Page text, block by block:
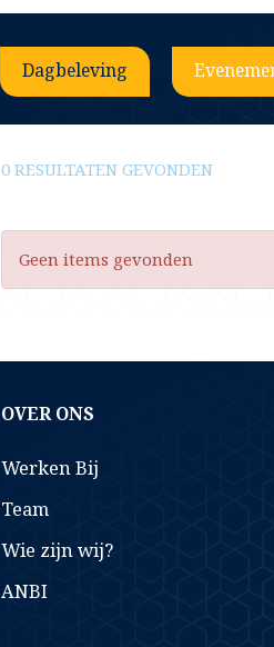
Dagbeleving
0 RESULTATEN GEVONDEN
Geen items gevonden
OVER ONS
Werken Bij
Team
Wie zijn wij?
ANBI